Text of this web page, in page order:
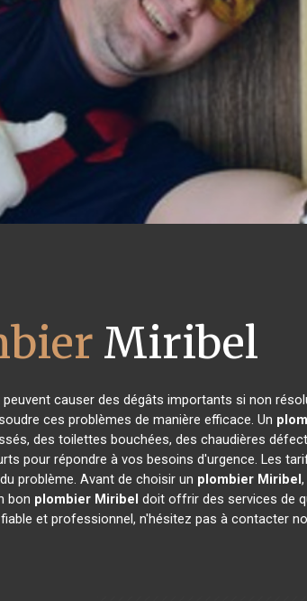
Miribel
causer des dégâts importants si non
ces problèmes de manière efficace. Un
des toilettes bouchées, des chaudières
pour répondre à vos besoins d'urgence. Les
problème. Avant de choisir un plombier Miribel
bon plombier Miribel doit offrir des services de
fiable et professionnel, n'hésitez pas à contacter